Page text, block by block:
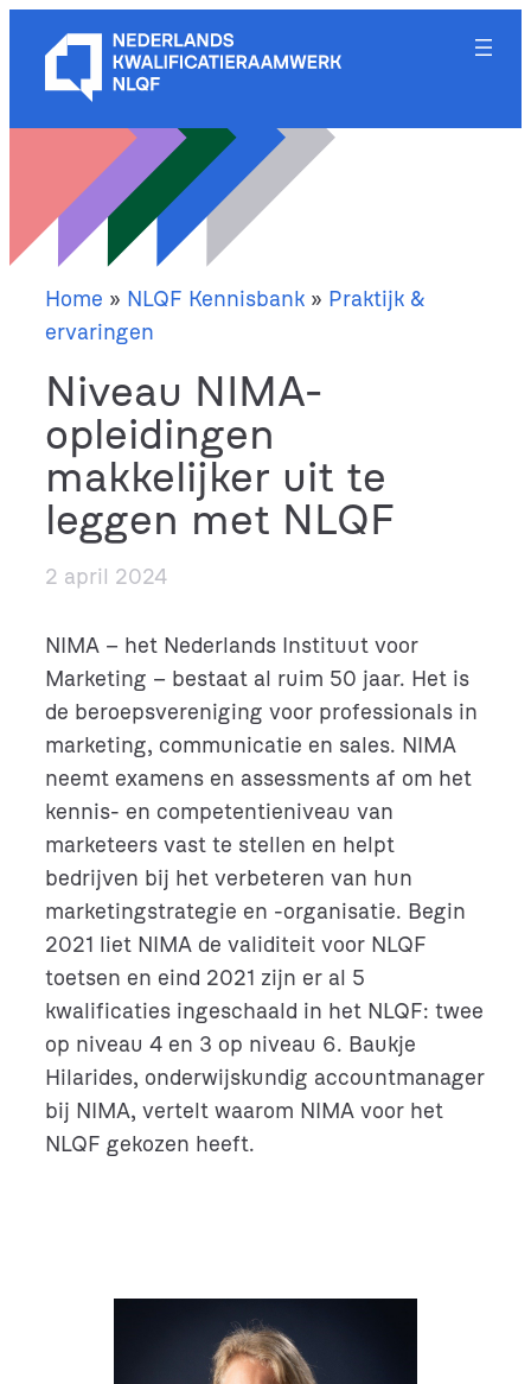
naar
inhoud
Home » NLQF Kennisbank » Praktijk &
ervaringen
Niveau NIMA-
opleidingen
makkelijker uit te
leggen met NLQF
2 april 2024
NIMA – het Nederlands Instituut voor
Marketing – bestaat al ruim 50 jaar. Het is
de beroepsvereniging voor professionals in
marketing, communicatie en sales. NIMA
neemt examens en assessments af om het
kennis- en competentieniveau van
marketeers vast te stellen en helpt
bedrijven bij het verbeteren van hun
marketingstrategie en -organisatie. Begin
2021 liet NIMA de validiteit voor NLQF
toetsen en eind 2021 zijn er al 5
kwalificaties ingeschaald in het NLQF: twee
op niveau 4 en 3 op niveau 6. Baukje
Hilarides, onderwijskundig accountmanager
bij NIMA, vertelt waarom NIMA voor het
NLQF gekozen heeft.